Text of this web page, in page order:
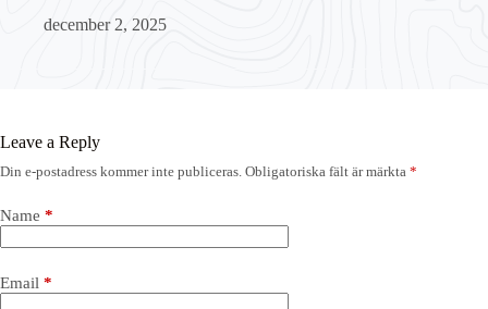
december 2, 2025
Leave a Reply
Din e-postadress kommer inte publiceras. Obligatoriska fält är märkta *
Name *
Email *